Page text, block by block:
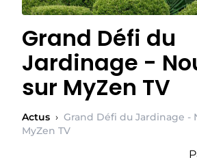
Grand Défi du
Jardinage -
sur MyZen TV
Actus › Grand Défi du Jardinage -
MyZen TV